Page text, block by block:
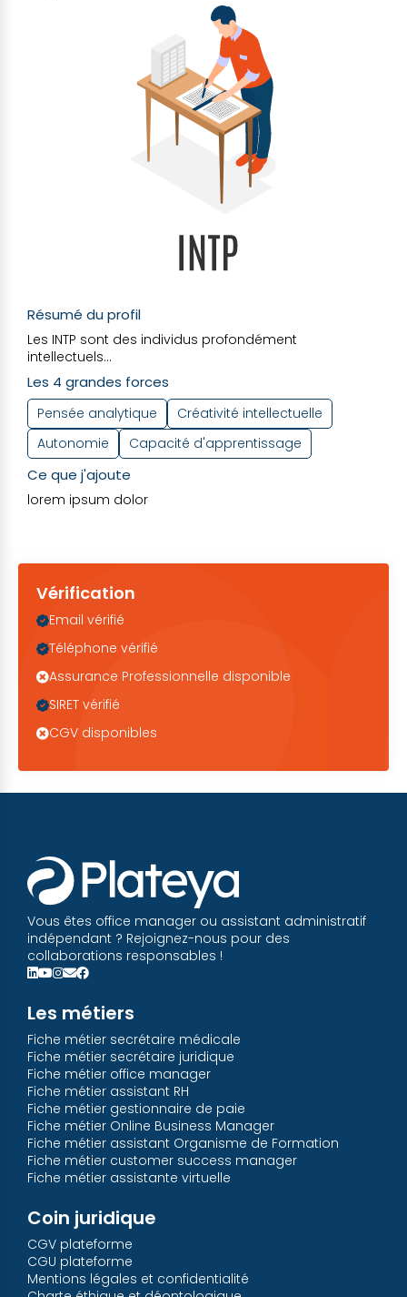
Vérification
Email vérifié
Téléphone vérifié
Assurance Professionnelle disponible
SIRET vérifié
CGV disponibles
Résumé du profil
Les INTP sont des individus profondément
intellectuels...
Les 4 grandes forces
Pensée analytique
Créativité intellectuelle
Autonomie
Capacité d'apprentissage
Ce que j'ajoute
lorem ipsum dolor
Vous êtes office manager ou assistant administratif
indépendant ? Rejoignez-nous pour des
collaborations responsables !
Les métiers
Fiche métier secrétaire médicale
Fiche métier secrétaire juridique
Fiche métier office manager
Fiche métier assistant RH
Fiche métier gestionnaire de paie
Fiche métier Online Business Manager
Fiche métier assistant Organisme de Formation
Fiche métier customer success manager
Fiche métier assistante virtuelle
Coin juridique
CGV plateforme
CGU plateforme
Mentions légales et confidentialité